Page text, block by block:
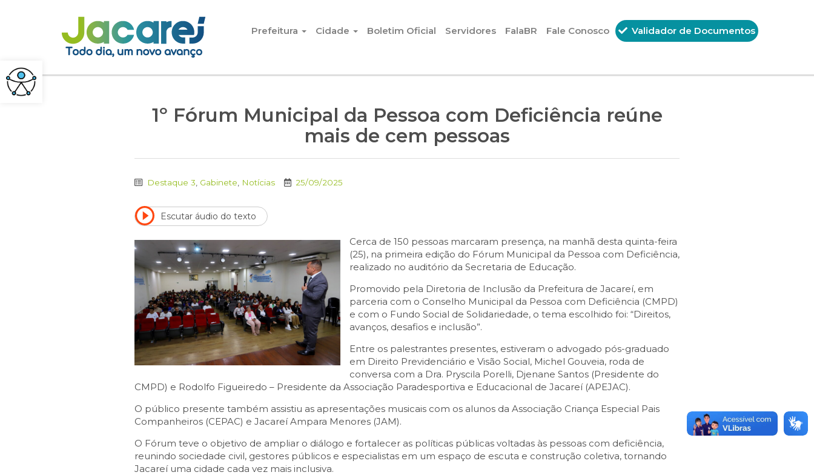
Pular para o conteúdo
Prefeitura
Cidade Boletim Oficial Servidores FalaBR Fale Conosco Validador de Documentos
1º Fórum Municipal da Pessoa com Deficiência reúne
mais de cem pessoas
Destaque 3 Gabinete Notícias 25/09/2025
Escutar áudio do texto
Cerca de 150 pessoas marcaram presença, na manhã desta quinta-feira
(25), na primeira edição do Fórum Municipal da Pessoa com Deficiência,
realizado no auditório da Secretaria de Educação.
Promovido pela Diretoria de Inclusão da Prefeitura de Jacareí, em
parceria com o Conselho Municipal da Pessoa com Deficiência (CMPD)
e com o Fundo Social de Solidariedade, o tema escolhido foi: “Direitos,
avanços, desafios e inclusão”.
Entre os palestrantes presentes, estiveram o advogado pós-graduado
em Direito Previdenciário e Visão Social, Michel Gouveia, roda de
conversa com a Dra. Pryscila Porelli, Djenane Santos (Presidente do
CMPD) e Rodolfo Figueiredo – Presidente da Associação Paradesportiva e Educacional de Jacareí (APEJAC).
O público presente também assistiu as apresentações musicais com os alunos da Associação Criança Especial Pais
Companheiros (CEPAC) e Jacareí Ampara Menores (JAM).
O Fórum teve o objetivo de ampliar o diálogo e fortalecer as políticas públicas voltadas às pessoas com deficiência,
reunindo sociedade civil, gestores públicos e especialistas em um espaço de escuta e construção coletiva, tornando
Jacareí uma cidade cada vez mais inclusiva.